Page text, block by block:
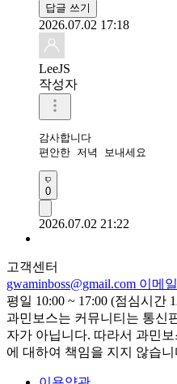
답글 쓰기
2026.07.02 17:18
LeeJS
작성자
감사합니다
편안한 저녁 보내세요
0
2026.07.02 21:22
고객센터
gwaminboss@gmail.com 이메
평일 10:00 ~ 17:00 (점심시간
과민보스는 커뮤니티는 통신
자가 아닙니다. 따라서 과민
에 대하여 책임을 지지 않습니